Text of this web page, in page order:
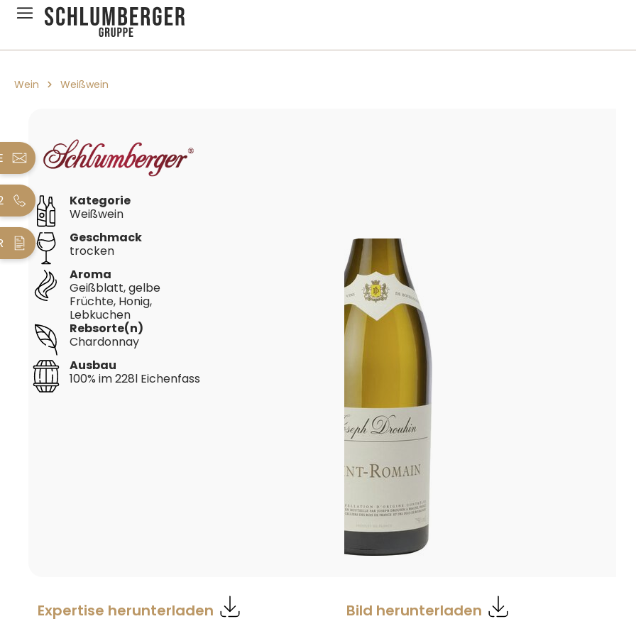
Zur Hauptnavigation springen
Wein Weißwein
Kategorie
Weißwein
Ausbau
100% im 228l Eichenfass
Geschmack
trocken
Aroma
Geißblatt, gelbe
Früchte, Honig,
Lebkuchen
Rebsorte(n)
Chardonnay
Expertise herunterladen Bild herunterladen